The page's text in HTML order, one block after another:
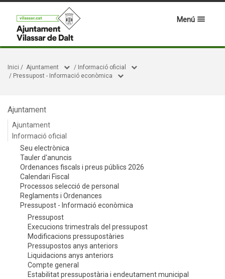
Menú
Inici / Ajuntament / Informació oficial
/ Pressupost - Informació econòmica
Ajuntament
Ajuntament
Informació oficial
Seu electrònica
Tauler d'anuncis
Ordenances fiscals i preus públics 2026
Calendari Fiscal
Processos selecció de personal
Reglaments i Ordenances
Pressupost - Informació econòmica
Pressupost
Execucions trimestrals del pressupost
Modificacions pressupostàries
Pressupostos anys anteriors
Liquidacions anys anteriors
Compte general
Estabilitat pressupostària i endeutament municipal